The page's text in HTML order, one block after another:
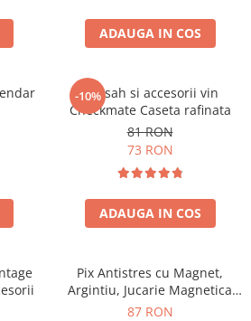
ADAUGA IN COS
-10%
Set sah si accesorii vin
Checkmate Caseta rafinata
81 RON
73 RON
ADAUGA IN COS
Pix Antistres cu Magnet,
Argintiu, Jucarie Magnetica
pentru Birou
87 RON